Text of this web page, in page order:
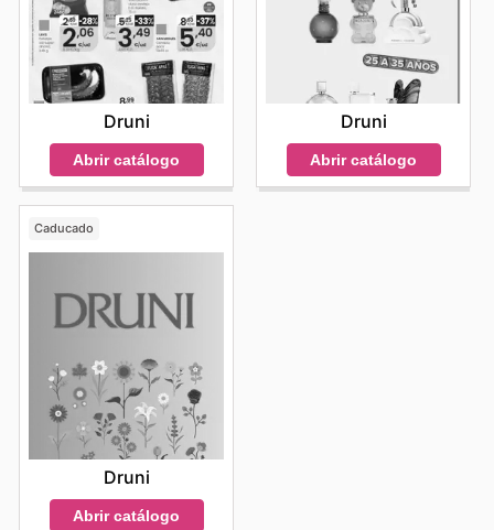
Druni
Abrir catálogo
Druni
Abrir catálogo
Caducado
Druni
Abrir catálogo